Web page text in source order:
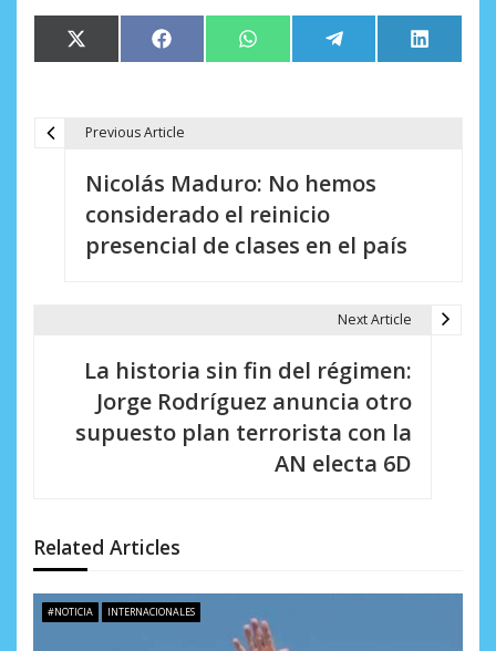
Compartir
en
X
(Twitter)
Compartir
en
Facebook Compartir
en
WhatsApp Compartir
en
Telegram
en
LinkedIn
d
e
e
Previous Article
Nicolás Maduro: No hemos
considerado el reinicio
presencial de clases en el país
Next Article
La historia sin fin del régimen:
Jorge Rodríguez anuncia otro
supuesto plan terrorista con la
AN electa 6D
Related Articles
#NOTICIA INTERNACIONALES